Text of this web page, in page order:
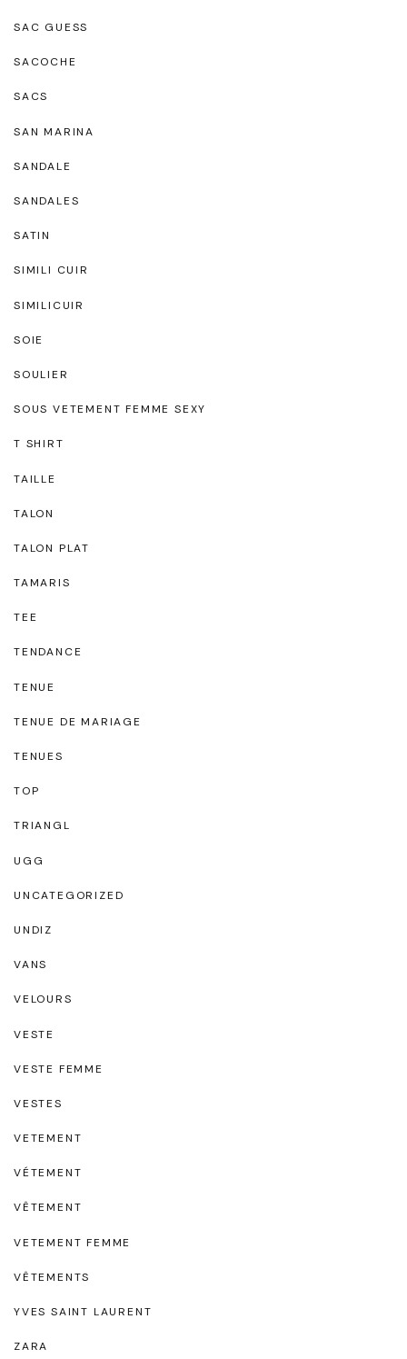
SAC GUESS
SACOCHE
SACS
SAN MARINA
SANDALE
SANDALES
SATIN
SIMILI CUIR
SIMILICUIR
SOIE
SOULIER
SOUS VETEMENT FEMME SEXY
T SHIRT
TAILLE
TALON
TALON PLAT
TAMARIS
TEE
TENDANCE
TENUE
TENUE DE MARIAGE
TENUES
TOP
TRIANGL
UGG
UNCATEGORIZED
UNDIZ
VANS
VELOURS
VESTE
VESTE FEMME
VESTES
VETEMENT
VÉTEMENT
VÊTEMENT
VETEMENT FEMME
VÊTEMENTS
YVES SAINT LAURENT
ZARA